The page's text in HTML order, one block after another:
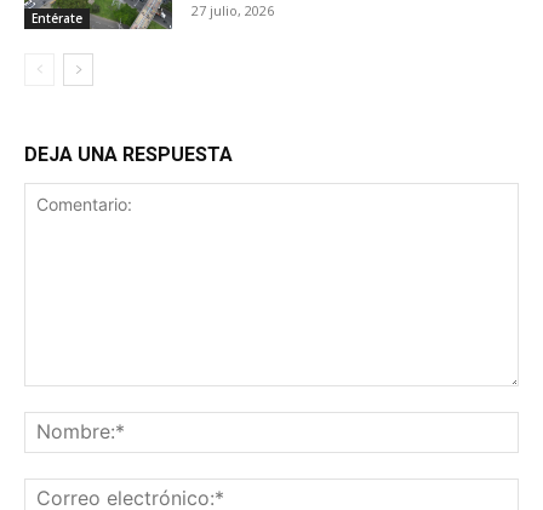
Entérate 27 julio, 2026
DEJA UNA RESPUESTA